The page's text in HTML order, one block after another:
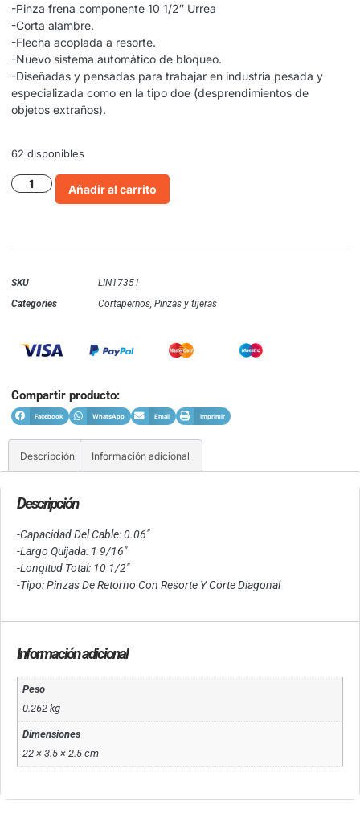
-Pinza frena componente 10 1/2″ Urrea
-Corta alambre.
-Flecha acoplada a resorte.
-Nuevo sistema automático de bloqueo.
-Diseñadas y pensadas para trabajar en industria pesada y
especializada como en la tipo doe (desprendimientos de
objetos extraños).
62 disponibles
Añadir al carrito
SKU
LIN17351
Categories
Cortapernos Pinzas y tijeras
Compartir producto:
Facebook WhatsApp Email Imprimir
Descripción Información adicional
Descripción
-Capacidad Del Cable: 0.06″
-Largo Quijada: 1 9/16″
-Longitud Total: 10 1/2″
-Tipo: Pinzas De Retorno Con Resorte Y Corte Diagonal
Información adicional
Peso
0.262 kg
Dimensiones
22 × 3.5 × 2.5 cm